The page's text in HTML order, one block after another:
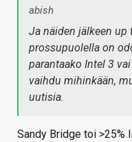
abish
Ja näiden jälkeen up
prossupuolella on
parantaako Intel 3
vaihdu mihinkään,
uutisia.
Sandy Bridge toi >25%